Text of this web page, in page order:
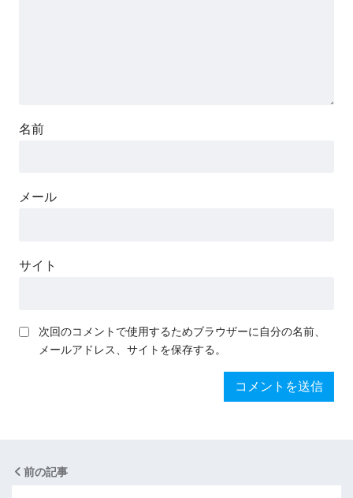
名前
メール
サイト
次回のコメントで使用するためブラウザーに自分の名前、
メールアドレス、サイトを保存する。
前の記事